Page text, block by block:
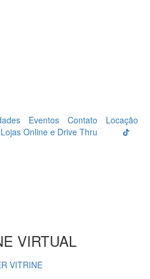
Eventos Contato
Locação
Lojas Online e Drive Thru
VIRTUAL
VITRINE